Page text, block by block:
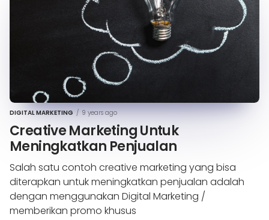
DIGITAL MARKETING / 9 years ago
Creative Marketing Untuk
Meningkatkan Penjualan
Salah satu contoh creative marketing yang bisa
diterapkan untuk meningkatkan penjualan adalah
dengan menggunakan Digital Marketing /
memberikan promo khusus